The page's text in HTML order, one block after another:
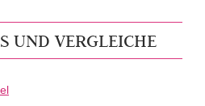
UND VERGLEICHE